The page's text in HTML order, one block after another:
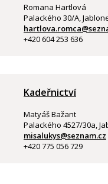
Romana Hartlová
Palackého 30/A,
+420 604 253 636
Kadeřnictví
Matyáš Bažant
Palackého 4527/30a,
misalukys@seznam.cz
+420 775 056 729